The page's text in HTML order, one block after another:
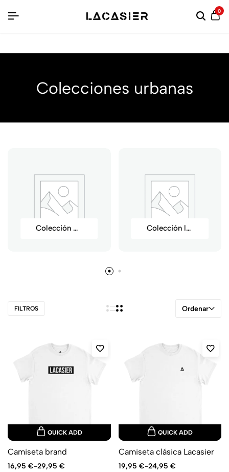
0
Colecciones urbanas
Colección Kingly Colección lacasier
FILTROS Ordenar
QUICK ADD
Camiseta brand
16,95 €-29,95 €
QUICK ADD
Camiseta clásica Lacasier
19,95 €-24,95 €